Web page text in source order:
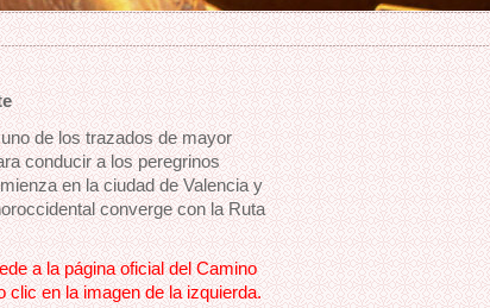
de los trazados de mayor
conducir a los peregrinos
en la ciudad de Valencia y
converge con la Ruta
a la página oficial del Camino
clic en la imagen de la izquierda.